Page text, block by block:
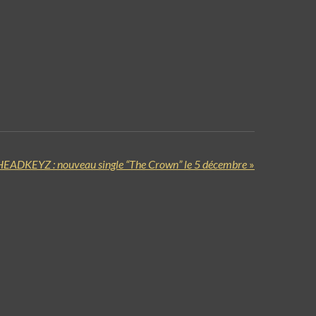
: nouveau single “The Crown” le 5 décembre »